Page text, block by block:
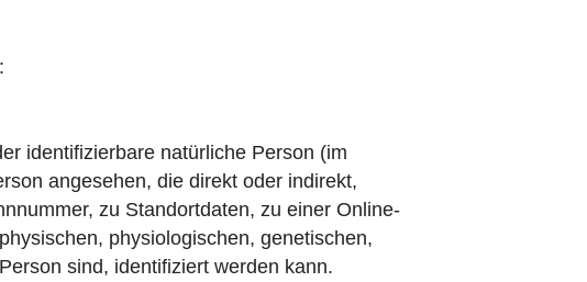
identifizierbare natürliche Person (im
angesehen, die direkt oder indirekt,
zu Standortdaten, zu einer Online-
physiologischen, genetischen,
sind, identifiziert werden kann.